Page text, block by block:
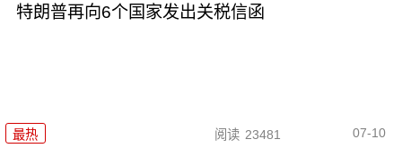
特朗普再向6个国家发出关税信函
最热 阅读 23481 07-10